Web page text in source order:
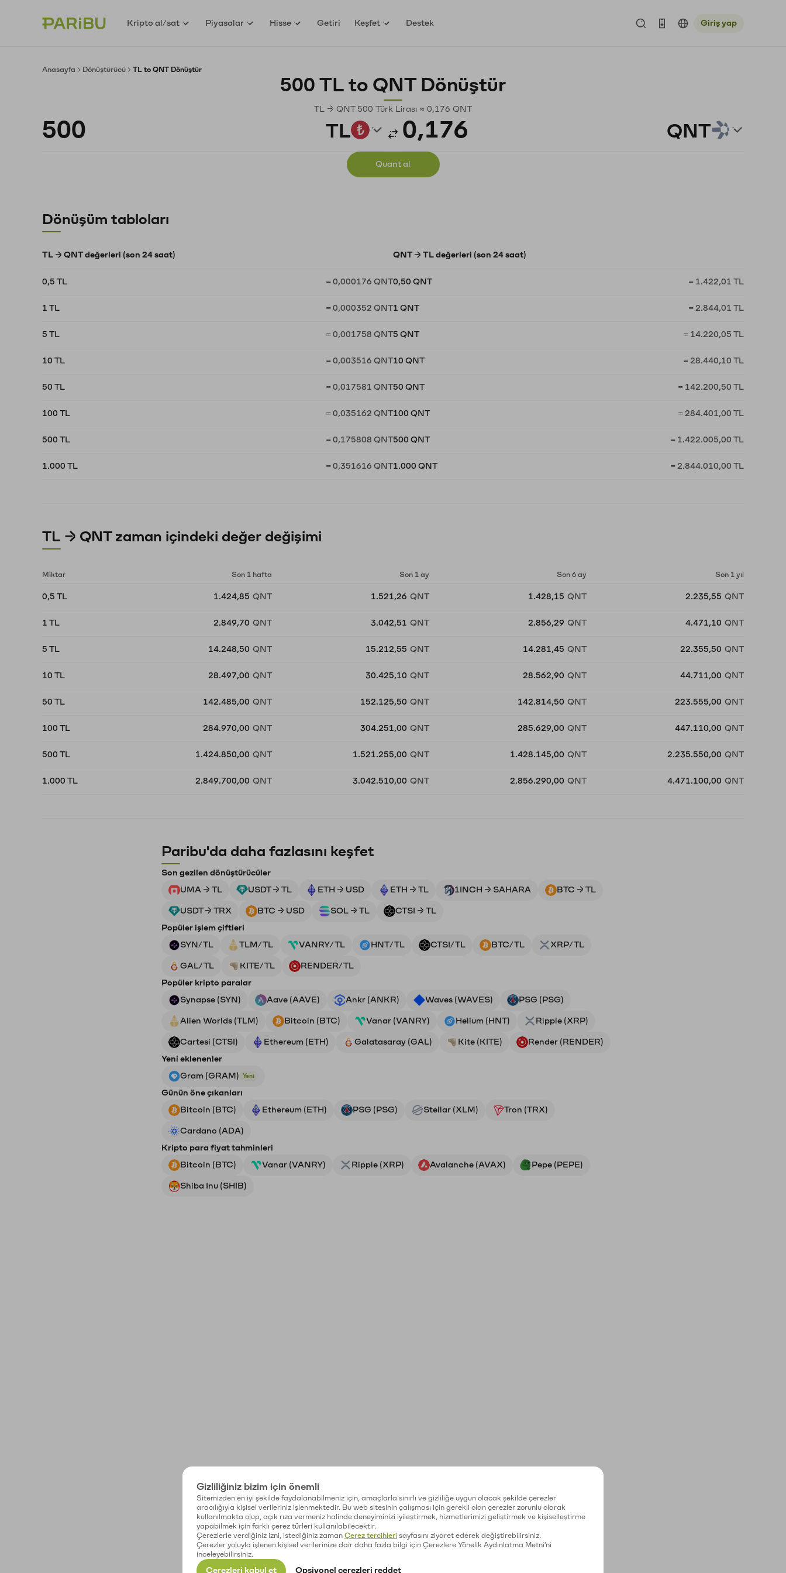
Kripto al/sat Piyasalar Hisse Getiri Keşfet Destek Giriş yap
Anasayfa Dönüştürücü TL to QNT Dönüştür
500 TL to QNT Dönüştür
TL → QNT 500 Türk Lirası ≈ 0,176 QNT
TL QNT
Quant al
Dönüşüm tabloları
TL → QNT değerleri (son 24 saat)
0,5 TL = 0,000176 QNT
1 TL = 0,000352 QNT
5 TL = 0,001758 QNT
10 TL = 0,003516 QNT
50 TL = 0,017581 QNT
100 TL = 0,035162 QNT
500 TL = 0,175808 QNT
1.000 TL = 0,351616 QNT
QNT → TL değerleri (son 24 saat)
0,50 QNT = 1.422,01 TL
1 QNT = 2.844,01 TL
5 QNT = 14.220,05 TL
10 QNT = 28.440,10 TL
50 QNT = 142.200,50 TL
100 QNT = 284.401,00 TL
500 QNT = 1.422.005,00 TL
1.000 QNT = 2.844.010,00 TL
TL → QNT zaman içindeki değer değişimi
Miktar Son 1 hafta Son 1 ay Son 6 ay Son 1 yıl
0,5 TL 1.424,85 QNT 1.521,26 QNT 1.428,15 QNT 2.235,55 QNT
1 TL 2.849,70 QNT 3.042,51 QNT 2.856,29 QNT 4.471,10 QNT
5 TL 14.248,50 QNT 15.212,55 QNT 14.281,45 QNT 22.355,50 QNT
10 TL 28.497,00 QNT 30.425,10 QNT 28.562,90 QNT 44.711,00 QNT
50 TL 142.485,00 QNT 152.125,50 QNT 142.814,50 QNT 223.555,00 QNT
100 TL 284.970,00 QNT 304.251,00 QNT 285.629,00 QNT 447.110,00 QNT
500 TL 1.424.850,00 QNT 1.521.255,00 QNT 1.428.145,00 QNT 2.235.550,00 QNT
1.000 TL 2.849.700,00 QNT 3.042.510,00 QNT 2.856.290,00 QNT 4.471.100,00 QNT
Paribu'da daha fazlasını keşfet
Son gezilen dönüştürücüler
UMA → TL
USDT → TL ETH → USD ETH → TL 1INCH → SAHARA BTC → TL
USDT → TRX BTC → USD SOL → TL
CTSI → TL
Popüler işlem çiftleri
SYN/TL
TLM/TL VANRY/TL HNT/TL CTSI/TL BTC/TL XRP/TL
GAL/TL KITE/TL
RENDER/TL
Popüler kripto paralar
Synapse (SYN)
Aave (AAVE) Ankr (ANKR) Waves (WAVES) PSG (PSG)
Alien Worlds (TLM) Bitcoin (BTC) Vanar (VANRY) Helium (HNT) Ripple (XRP)
Cartesi (CTSI) Ethereum (ETH) Galatasaray (GAL) Kite (KITE)
Render (RENDER)
Yeni eklenenler
Gram (GRAM)
Yeni
Günün öne çıkanları
Bitcoin (BTC)
Ethereum (ETH) PSG (PSG) Stellar (XLM) Tron (TRX)
Cardano (ADA)
Kripto para fiyat tahminleri
Bitcoin (BTC)
Vanar (VANRY) Ripple (XRP) Avalanche (AVAX) Pepe (PEPE)
Shiba Inu (SHIB)
Gizliliğiniz bizim için önemli
Sitemizden en iyi şekilde faydalanabilmeniz için, amaçlarla sınırlı ve gizliliğe uygun olacak şekilde çerezler
aracılığıyla kişisel verileriniz işlenmektedir. Bu web sitesinin çalışması için gerekli olan çerezler zorunlu olarak
kullanılmakta olup, açık rıza vermeniz halinde deneyiminizi iyileştirmek, hizmetlerimizi geliştirmek ve kişiselleştirme
yapabilmek için farklı çerez türleri kullanılabilecektir.
Çerezlerle verdiğiniz izni, istediğiniz zaman Çerez tercihleri sayfasını ziyaret ederek değiştirebilirsiniz.
Çerezler yoluyla işlenen kişisel verilerinize dair daha fazla bilgi için Çerezlere Yönelik Aydınlatma Metni'ni
inceleyebilirsiniz.
Çerezleri kabul et Opsiyonel çerezleri reddet